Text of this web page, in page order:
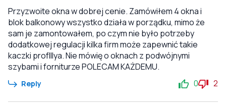
Przyzwoite okna w dobrej cenie. Zamówiłem 4 okna i
blok balkonowy wszystko działa w porządku, mimo że
sam je zamontowałem, po czym nie było potrzeby
dodatkowej regulacji kilka firm może zapewnić takie
kaczki profIllya. Nie mówię o oknach z podwójnymi
szybami i forniturze POLECAM KAŻDEMU.
Reply 0 2